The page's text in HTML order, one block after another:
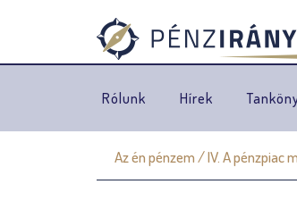
Rólunk Hírek
JAz én pénzem/IV. A pénzpiac